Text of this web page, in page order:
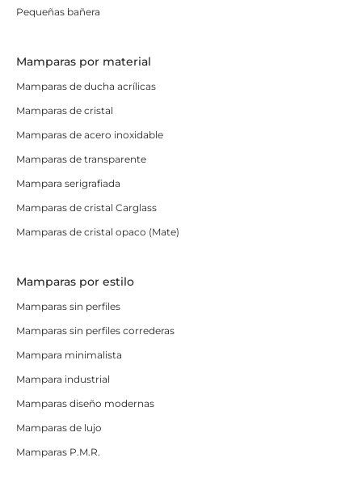
Pequeñas bañera
Mamparas por material
Mamparas de ducha acrílicas
Mamparas de cristal
Mamparas de acero inoxidable
Mamparas de transparente
Mampara serigrafiada
Mamparas de cristal Carglass
Mamparas de cristal opaco (Mate)
Mamparas por estilo
Mamparas sin perfiles
Mamparas sin perfiles correderas
Mampara minimalista
Mampara industrial
Mamparas diseño modernas
Mamparas de lujo
Mamparas P.M.R.